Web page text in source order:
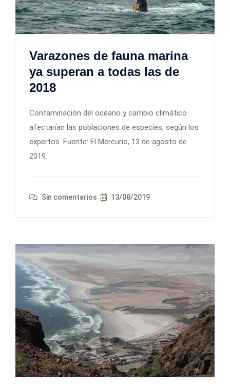
Varazones de fauna marina
ya superan a todas las de
2018
Contaminación del océano y cambio climático
afectarían las poblaciones de especies, según los
expertos. Fuente: El Mercurio, 13 de agosto de
2019.
Sin comentarios 13/08/2019